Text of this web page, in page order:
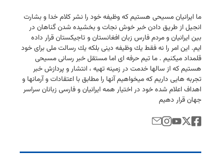
ما ایرانیان مسیحی هستیم كه وظیفه خود را نشر كلام خدا و بشارت
انجیل از طریق دادن خبر خوش نجات و بخشیده شدن گناهان در
بین ایرانیان و مردم فارس زبان افغانستان و تاجیكستان قرار داده
ایم. این امر را نه فقط یك وظیفه دینی بلكه یك رسالت ملی برای خود
قلمداد میكنیم . ما تیم حرفه ای اما مستقل خبر رسانی مسیحی
هستیم كه از سالها خدمت در زمینه تهیه ، انتشار و پردازش خبر
تجربه هایی داریم كه میخواهیم آنها را مطابق با اعتقادات و آرمانها و
اهداف اعلام شده خود در اختیار همه ایرانیان و فارسی زبانان سراسر
جهان قرار دهیم